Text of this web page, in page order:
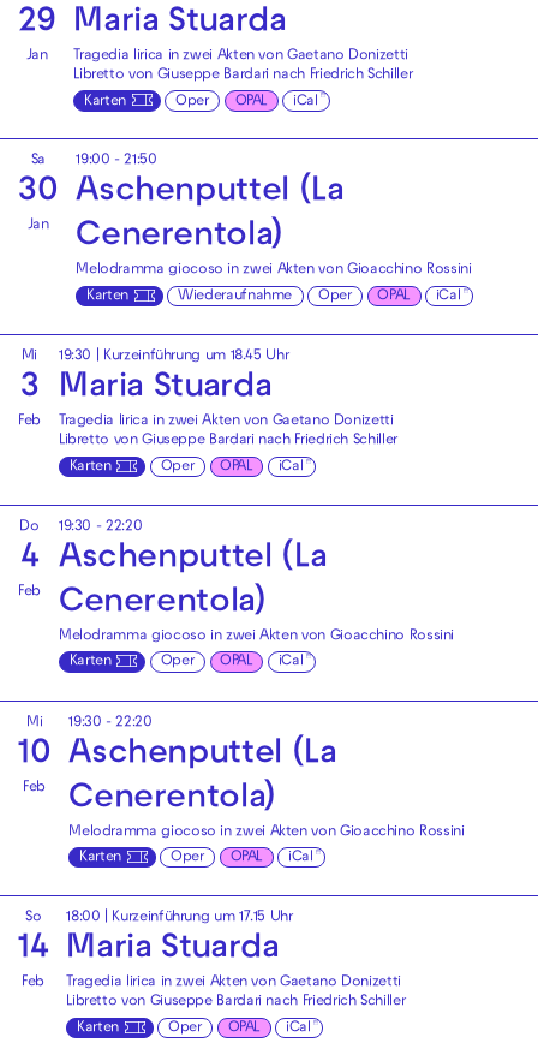
29
Jan
Maria Stuarda
Tragedia lirica in zwei Akten von Gaetano Donizetti
Libretto von Giuseppe Bardari nach Friedrich Schiller
Karten
Oper OPAL iCal
Sa
30
Jan
19:00 - 21:50
Aschenputtel (La
Cenerentola)
Melodramma giocoso in zwei Akten von Gioacchino Rossini
Karten
Wiederaufnahme Oper OPAL iCal
Mi
3
Feb
19:30 | Kurzeinführung um 18.45 Uhr
Maria Stuarda
Tragedia lirica in zwei Akten von Gaetano Donizetti
Libretto von Giuseppe Bardari nach Friedrich Schiller
Karten
Oper OPAL iCal
Do
4
Feb
19:30 - 22:20
Aschenputtel (La
Cenerentola)
Melodramma giocoso in zwei Akten von Gioacchino Rossini
Karten
Oper OPAL iCal
Mi
10
Feb
19:30 - 22:20
Aschenputtel (La
Cenerentola)
Melodramma giocoso in zwei Akten von Gioacchino Rossini
Karten
Oper OPAL iCal
So
14
Feb
18:00 | Kurzeinführung um 17.15 Uhr
Maria Stuarda
Tragedia lirica in zwei Akten von Gaetano Donizetti
Libretto von Giuseppe Bardari nach Friedrich Schiller
Karten
Oper OPAL iCal